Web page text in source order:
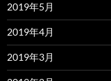
2019年5月
2019年4月
2019年3月